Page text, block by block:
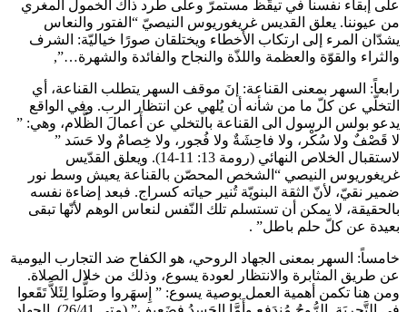
على إبقاء نفسنا في تيقّظ مستمرّ وعلى طرد ذاك الخمول المغري
من عيوننا. يعلق القديس غريغوريوس النيصيّ “الفتور والنعاس
يشدّان المرء إلى ارتكاب الأخطاء ويختلقان صورًا خياليّة: الشرف
والثراء والقوّة والعظمة واللذّة والنجاح والفائدة والشهرة…”,
رابعاً: السهر بمعنى القناعة: إنَ موقف السهر يتطلب القناعة، أي
التخلّي عن كلّ ما من شأنه أن يُلهي عن انتظار الرب. وفي الواقع
يدعو بولس الرسول الى القناعة بالتخلي عن أَعمالَ الظَّلام، وهي: ”
لا قَصْفٌ ولا سُكْر، ولا فاحِشَةٌ ولا فُجور، ولا خِصامٌ ولا حَسَد ”
لاستقبال الخلاص النهائي (رومة 13: 11-14). ويعلق القدّيس
غريغوريوس النيصي “الشخص المحصّن بالقناعة يعيش وسط نور
ضمير نقيّ، لأنّ الثقة البنويّة تُنير حياته كسراج. فبعد إضاءة نفسه
بالحقيقة، لا يمكن أن تستسلم تلك النّفس لنعاس الوهم لأنّها تبقى
بعيدة عن كلّ حلم باطل” .
خامساً: السهر بمعنى الجهاد الروحي، هو الكفاح ضد التجارب اليومية
عن طريق المثابرة والانتظار لعودة يسوع، وذلك من خلال الصلاة.
ومن هنا تكمن أهمية العمل بوصية يسوع: ” إِسهَروا وصَلُّوا لِئَلاَّ تَقَعوا